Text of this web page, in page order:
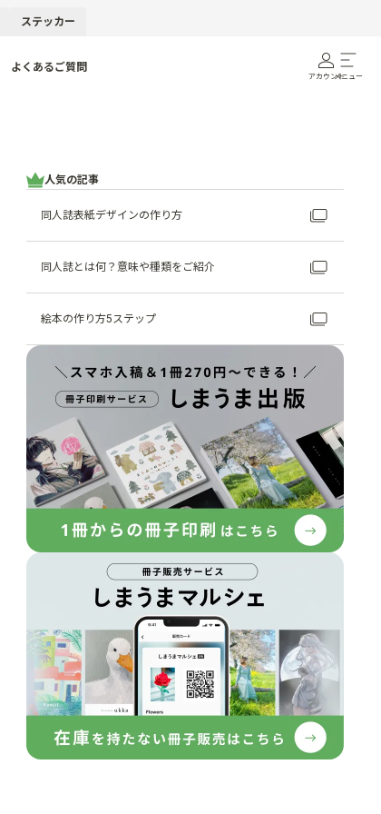
ステッカー
よくあるご質問
アカウントメニュー
人気の記事
同人誌表紙デザインの作り方
同人誌とは何？意味や種類をご紹介
絵本の作り方5ステップ